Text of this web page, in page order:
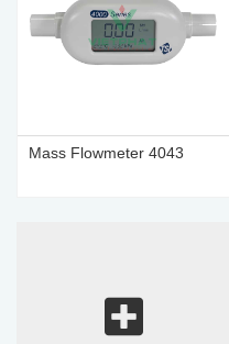
Mass Flowmeter 4043